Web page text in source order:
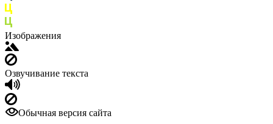
Изображения
Озвучивание текста
Обычная версия сайта